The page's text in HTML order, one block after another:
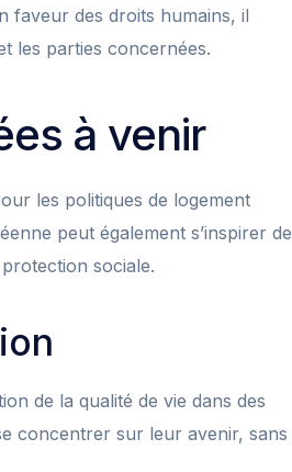
faveur des droits humains, il
les parties concernées.
à venir
les politiques de logement
peut également s’inspirer de
sociale.
de la qualité de vie dans des
concentrer sur leur avenir, sans